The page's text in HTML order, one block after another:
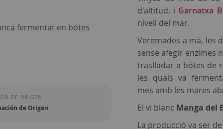
fermentat en bótes
DE ORIGEN
de Origen
d'altitud, i Garnatxa
nivell del mar.
Veremades a mà, les
sense afegir enzimes
traslladar a bótes de
les quals va
mes amb les mares
El vi blanc Manga del
La producció va ser